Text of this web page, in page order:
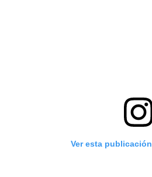
Ver esta